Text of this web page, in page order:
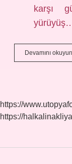
karşı
Devamını okuyun
https://
https://